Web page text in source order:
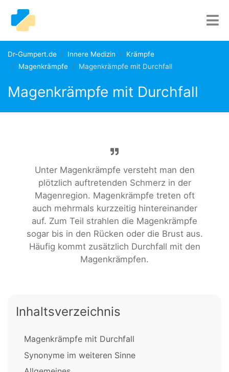
Dr-Gumpert.de Innere Medizin
Krämpfe
Magenkrämpfe
Magenkrämpfe mit Durchfall
Magenkrämpfe mit Durchfall
Unter Magenkrämpfe versteht man den
plötzlich auftretenden Schmerz in der
Magenregion. Magenkrämpfe treten oft
auch mehrmals kurzzeitig hintereinander
auf. Zum Teil strahlen die Magenkrämpfe
sogar bis in den Rücken oder die Brust aus.
Häufig kommt zusätzlich Durchfall mit den
Magenkrämpfen.
Inhaltsverzeichnis
Magenkrämpfe mit Durchfall
Synonyme im weiteren Sinne